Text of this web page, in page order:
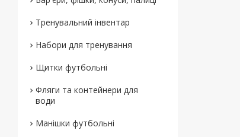
Тренувальний інвентар
Набори для тренування
Щитки футбольні
Фляги та контейнери для
води
Манішки футбольні